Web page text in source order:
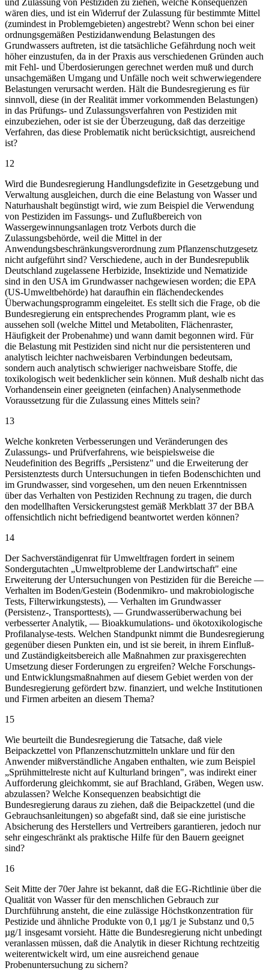
wären dies, und ist ein Widerruf der Zulassung für bestimmte Mittel
(zumindest in Problemgebieten) angestrebt? Wenn schon bei einer
ordnungsgemäßen Pestizidanwendung Belastungen des
Grundwassers auftreten, ist die tatsächliche Gefährdung noch weit
höher einzustufen, da in der Praxis aus verschiedenen Gründen auch
mit Fehl- und Überdosierungen gerechnet werden muß und durch
unsachgemäßen Umgang und Unfälle noch weit schwerwiegendere
Belastungen verursacht werden. Hält die Bundesregierung es für
sinnvoll, diese (in der Realität immer vorkommenden Belastungen)
in das Prüfungs- und Zulassungsverfahren von Pestiziden mit
einzubeziehen, oder ist sie der Überzeugung, daß das derzeitige
Verfahren, das diese Problematik nicht berücksichtigt, ausreichend
ist?
12
Wird die Bundesregierung Handlungsdefizite in Gesetzgebung und
Verwaltung ausgleichen, durch die eine Belastung von Wasser und
Naturhaushalt begünstigt wird, wie zum Beispiel die Verwendung
von Pestiziden im Fassungs- und Zuflußbereich von
Wassergewinnungsanlagen trotz Verbots durch die
Zulassungsbehörde, weil die Mittel in der
Anwendungsbeschränkungsverordnung zum Pflanzenschutzgesetz
nicht aufgeführt sind? Verschiedene, auch in der Bundesrepublik
Deutschland zugelassene Herbizide, Insektizide und Nematizide
sind in den USA im Grundwasser nachgewiesen worden; die EPA
(US-Umweltbehörde) hat daraufhin ein flächendeckendes
Überwachungsprogramm eingeleitet. Es stellt sich die Frage, ob die
Bundesregierung ein entsprechendes Programm plant, wie es
aussehen soll (welche Mittel und Metaboliten, Flächenraster,
Häufigkeit der Probenahme) und wann damit begonnen wird. Für
die Belastung mit Pestiziden sind nicht nur die persistenteren und
analytisch leichter nachweisbaren Verbindungen bedeutsam,
sondern auch analytisch schwieriger nachweisbare Stoffe, die
toxikologisch weit bedenklicher sein können. Muß deshalb nicht das
Vorhandensein einer geeigneten (einfachen) Analysenmethode
Voraussetzung für die Zulassung eines Mittels sein?
13
Welche konkreten Verbesserungen und Veränderungen des
Zulassungs- und Prüfverfahrens, wie beispielsweise die
Neudefinition des Begriffs „Persistenz" und die Erweiterung der
Persistenztests durch Untersuchungen in tiefen Bodenschichten und
im Grundwasser, sind vorgesehen, um den neuen Erkenntnissen
über das Verhalten von Pestiziden Rechnung zu tragen, die durch
den modellhaften Versickerungstest gemäß Merkblatt 37 der BBA
offensichtlich nicht befriedigend beantwortet werden können?
14
Der Sachverständigenrat für Umweltfragen fordert in seinem
Sondergutachten „Umweltprobleme der Landwirtschaft" eine
Erweiterung der Untersuchungen von Pestiziden für die Bereiche —
Verhalten im Boden/Gestein (Bodenmikro- und makrobiologische
Tests, Filterwirkungstests), — Verhalten im Grundwasser
(Persistenz-, Transporttests), — Grundwasserüberwachung bei
verbesserter Analytik, — Bioakkumulations- und ökotoxikologische
Profilanalyse-tests. Welchen Standpunkt nimmt die Bundesregierung
gegenüber diesen Punkten ein, und ist sie bereit, in ihrem Einfluß-
und Zuständigkeitsbereich alle Maßnahmen zur praxisgerechten
Umsetzung dieser Forderungen zu ergreifen? Welche Forschungs-
und Entwicklungsmaßnahmen auf diesem Gebiet werden von der
Bundesregierung gefördert bzw. finanziert, und welche Institutionen
und Firmen arbeiten an diesem Thema?
15
Wie beurteilt die Bundesregierung die Tatsache, daß viele
Beipackzettel von Pflanzenschutzmitteln unklare und für den
Anwender mißverständliche Angaben enthalten, wie zum Beispiel
„Sprühmittelreste nicht auf Kulturland bringen", was indirekt einer
Aufforderung gleichkommt, sie auf Brachland, Gräben, Wegen usw.
abzulassen? Welche Konsequenzen beabsichtigt die
Bundesregierung daraus zu ziehen, daß die Beipackzettel (und die
Gebrauchsanleitungen) so abgefaßt sind, daß sie eine juristische
Absicherung des Herstellers und Vertreibers garantieren, jedoch nur
sehr eingeschränkt als praktische Hilfe für den Bauern geeignet
sind?
16
Seit Mitte der 70er Jahre ist bekannt, daß die EG-Richtlinie über die
Qualität von Wasser für den menschlichen Gebrauch zur
Durchführung ansteht, die eine zulässige Höchstkonzentration für
Pestizide und ähnliche Produkte von 0,1 µg/1 je Substanz und 0,5
µg/1 insgesamt vorsieht. Hätte die Bundesregierung nicht unbedingt
veranlassen müssen, daß die Analytik in dieser Richtung rechtzeitig
weiterentwickelt wird, um eine ausreichend genaue
Probenuntersuchung zu sichern?